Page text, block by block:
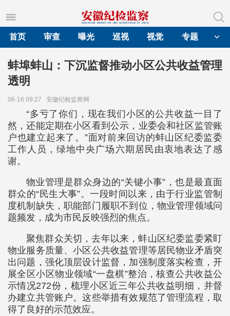
首页
审查 曝光 巡视 视觉 专题
蚌埠蚌山：下沉监督推动小区公共收益管理
透明
06-16 09:27 安徽纪检监察网
“多亏了你们，现在我们小区的公共收益一目了
然，还能定期在小区看到公示，业委会和社区监管账
户也建立起来了。”面对前来回访的蚌山区纪委监委
工作人员，绿地中央广场六期居民由衷地表达了感
谢。
物业管理是群众身边的“关键小事”，也是最直面
群众的“民生大事”。一段时间以来，由于行业监管制
度机制缺失，职能部门履职不到位，物业管理领域问
题频发，成为市民反映强烈的焦点。
聚焦群众关切，去年以来，蚌山区纪委监委紧盯
物业服务质量、小区公共收益管理等居民物业矛盾突
出问题，强化顶层设计监督，加强制度落实检查，开
展全区小区物业领域“一盘棋”整治，核查公共收益公
示情况272份，梳理小区近三年公共收益明细，并督
办建立共管账户。这些举措有效规范了管理流程，取
得了良好的示范效应。